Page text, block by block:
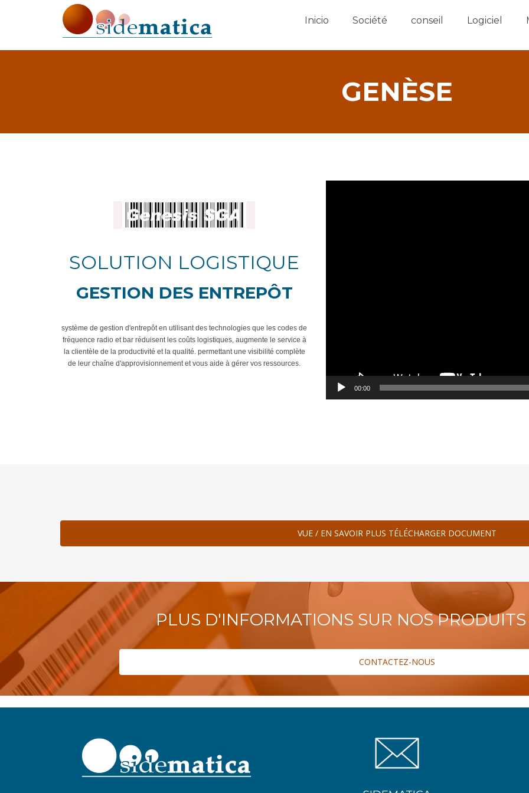
Inicio Société conseil Logiciel
GENÈSE
SOLUTION LOGISTIQUE
GESTION DES ENTREPÔT
système de gestion d'entrepôt en utilisant des technologies que les codes de
fréquence radio et bar réduisent les coûts logistiques, augmente le service à
la clientèle de la productivité et la qualité. permettant une visibilité complète
de leur chaîne d'approvisionnement et vous aide à gérer vos ressources.
00:00
VUE / EN SAVOIR PLUS TÉLÉCHARGER DOCUMENT
PLUS D'INFORMATIONS SUR NOS PRODUITS
CONTACTEZ-NOUS